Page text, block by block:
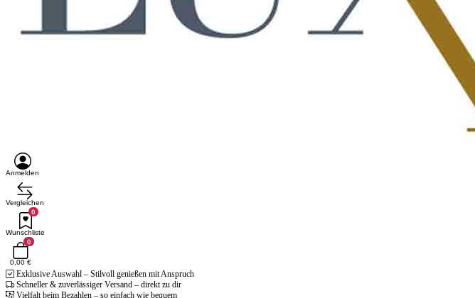
Anmelden
Vergleichen
0
Wunschliste
0
0,00 €
Exklusive Auswahl – Stilvoll genießen mit Anspruch
Schneller & zuverlässiger Versand – direkt zu dir
Vielfalt beim Bezahlen – so einfach wie bequem